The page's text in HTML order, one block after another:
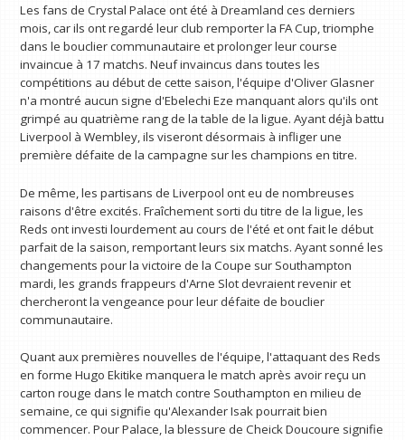
Les fans de Crystal Palace ont été à Dreamland ces derniers
mois, car ils ont regardé leur club remporter la FA Cup, triomphe
dans le bouclier communautaire et prolonger leur course
invaincue à 17 matchs. Neuf invaincus dans toutes les
compétitions au début de cette saison, l'équipe d'Oliver Glasner
n'a montré aucun signe d'Ebelechi Eze manquant alors qu'ils ont
grimpé au quatrième rang de la table de la ligue. Ayant déjà battu
Liverpool à Wembley, ils viseront désormais à infliger une
première défaite de la campagne sur les champions en titre.
De même, les partisans de Liverpool ont eu de nombreuses
raisons d'être excités. Fraîchement sorti du titre de la ligue, les
Reds ont investi lourdement au cours de l'été et ont fait le début
parfait de la saison, remportant leurs six matchs. Ayant sonné les
changements pour la victoire de la Coupe sur Southampton
mardi, les grands frappeurs d'Arne Slot devraient revenir et
chercheront la vengeance pour leur défaite de bouclier
communautaire.
Quant aux premières nouvelles de l'équipe, l'attaquant des Reds
en forme Hugo Ekitike manquera le match après avoir reçu un
carton rouge dans le match contre Southampton en milieu de
semaine, ce qui signifie qu'Alexander Isak pourrait bien
commencer. Pour Palace, la blessure de Cheick Doucoure signifie